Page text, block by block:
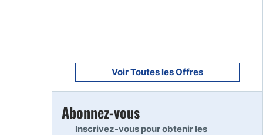
Voir Toutes les Offres
Abonnez-vous
Inscrivez-vous pour obtenir les